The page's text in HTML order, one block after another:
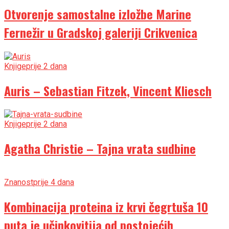
Otvorenje samostalne izložbe Marine
Fernežir u Gradskoj galeriji Crikvenica
Knjigeprije 2 dana
Auris – Sebastian Fitzek, Vincent Kliesch
Knjigeprije 2 dana
Agatha Christie – Tajna vrata sudbine
Znanostprije 4 dana
Kombinacija proteina iz krvi čegrtuša 10
puta je učinkovitija od postojećih